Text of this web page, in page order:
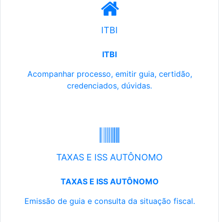
ITBI
ITBI
Acompanhar processo, emitir guia, certidão,
credenciados, dúvidas.
TAXAS E ISS AUTÔNOMO
TAXAS E ISS AUTÔNOMO
Emissão de guia e consulta da situação fiscal.